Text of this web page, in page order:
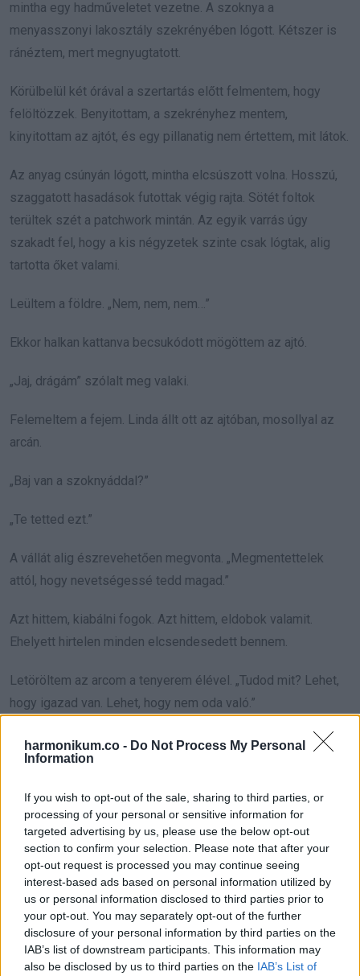
harmonikum.co - Do Not Process My Personal
Information
If you wish to opt-out of the sale, sharing to third parties, or
processing of your personal or sensitive information for
targeted advertising by us, please use the below opt-out
section to confirm your selection. Please note that after your
opt-out request is processed you may continue seeing
interest-based ads based on personal information utilized by
us or personal information disclosed to third parties prior to
your opt-out. You may separately opt-out of the further
disclosure of your personal information by third parties on the
IAB’s list of downstream participants. This information may
also be disclosed by us to third parties on the IAB’s List of
mintha egy hadműveletet vezetne. A szoknya a
menyasszonyi lakosztály szekrényében lógott. Kétszer is
ránéztem, mert megnyugtatott.
Körülbelül két órával a szertartás előtt felmentem, hogy
felöltözzek. Benyitottam, a szekrényhez mentem,
kinyitottam az ajtót, és egy pillanatig nem értettem, mit látok.
Az anyag csúnyán lógott, mintha elcsúszott volna. Hosszú,
szaggatott hasadások futottak végig rajta. Sötét foltok
terültek szét a patchwork mintán. Az egyik varrás úgy
szakadt fel, hogy a kis négyzetek szinte csak lógtak, alig
tartotta őket valami.
Leültem a földre. „Nem, nem, nem…”
Ekkor halkan kattanva becsukódott mögöttem az ajtó.
„Jaj, drágám” szólalt meg valaki.
Felemeltem a fejem. Linda állt ott az ajtóban, mosollyal az
arcán.
„Baj van a szoknyáddal?”
„Te tetted ezt.”
A vállát alig észrevehetően megvonta. „Megmentettelek
attól, hogy nevetségessé tedd magad.”
Azt hittem, kiabálni fogok. Azt hittem, eldobok valamit.
Ehelyett hirtelen minden elcsendesedett bennem.
Letöröltem az arcom a tenyerem élével. „Tudod mit? Lehet,
hogy igazad van. Lehet, hogy nem oda való.”
A mosolya egy árnyalatnyit szélesebb lett. „Örülök, hogy
végre józanul gondolkodsz.”
Óvatosan összeszedtem a szétcsúfított szoknyát, mintha
még mindig törékeny lenne. Felálltam. „Akkor változtatunk
pár dolgon.”
Elsétáltam mellette.
A szervező felnézett, amikor letettem elé az anyagot az
asztalra.